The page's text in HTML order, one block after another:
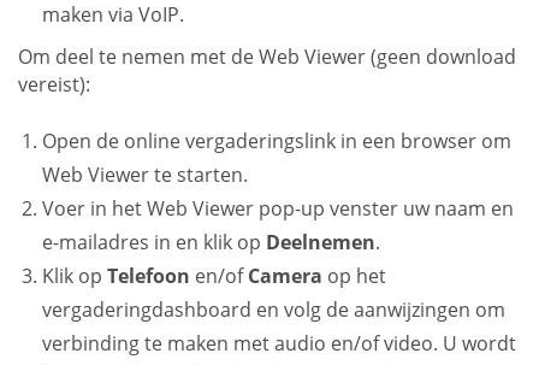
maken via VoIP.
Om deel te nemen met de Web Viewer (geen download
vereist):
Open de online vergaderingslink in een browser om
Web Viewer te starten.
Voer in het Web Viewer pop-up venster uw naam en
e-mailadres in en klik op Deelnemen.
Klik op Telefoon en/ofCamera op het
vergaderingdashboard en volg de aanwijzingen om
verbinding te maken met audio en/of video. U wordt